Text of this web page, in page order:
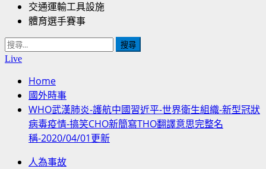
交通運輸工具設施
體育選手賽事
搜
尋
Live
Home
國外時事
WHO武漢肺炎-護航中國習近平-世界衛生組織-新型冠狀
病毒疫情-搞笑CHO新簡寫THO翻譯意思完整名
稱-2020/04/01更新
人為事故